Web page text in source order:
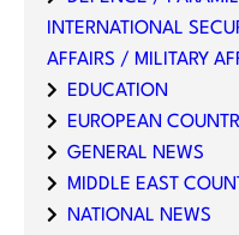
INTERNATIONAL
AFFAIRS / MILITARY
EDUCATION
EUROPEAN
GENERAL NEWS
MIDDLE EAST
NATIONAL NEWS